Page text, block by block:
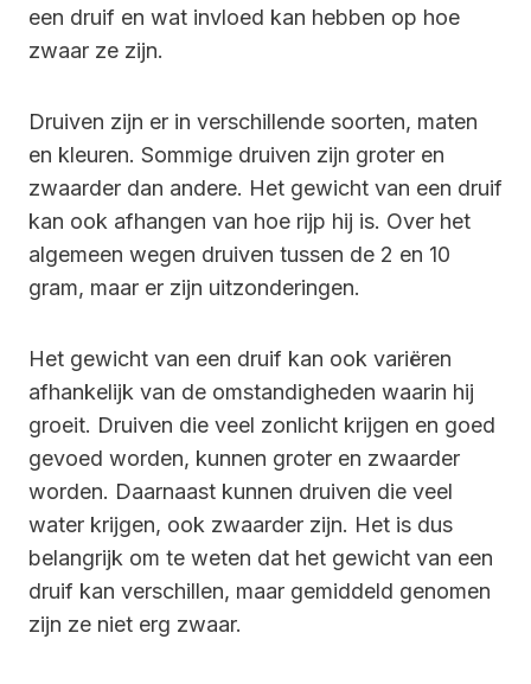
een druif en wat invloed kan hebben op hoe
zwaar ze zijn.
Druiven zijn er in verschillende soorten, maten
en kleuren. Sommige druiven zijn groter en
zwaarder dan andere. Het gewicht van een druif
kan ook afhangen van hoe rijp hij is. Over het
algemeen wegen druiven tussen de 2 en 10
gram, maar er zijn uitzonderingen.
Het gewicht van een druif kan ook variëren
afhankelijk van de omstandigheden waarin hij
groeit. Druiven die veel zonlicht krijgen en goed
gevoed worden, kunnen groter en zwaarder
worden. Daarnaast kunnen druiven die veel
water krijgen, ook zwaarder zijn. Het is dus
belangrijk om te weten dat het gewicht van een
druif kan verschillen, maar gemiddeld genomen
zijn ze niet erg zwaar.